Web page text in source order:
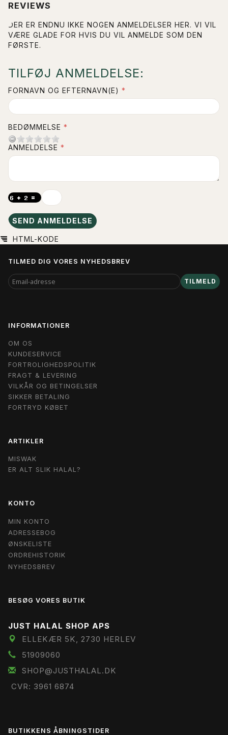
REVIEWS
DER ER ENDNU IKKE NOGEN ANMELDELSER HER. VI VIL
VÆRE GLADE FOR HVIS DU VIL ANMELDE SOM DEN
FØRSTE.
TILFØJ ANMELDELSE:
FORNAVN OG EFTERNAVN(E)
BEDØMMELSE
ANMELDELSE
SEND ANMELDELSE
HTML-KODE
TILMED DIG VORES NYHEDSBREV
EMAIL-
ADRESSE
TILMELD
INFORMATIONER
OM OS
KUNDESERVICE
FORTROLIGHEDSPOLITIK
FRAGT & LEVERING
VILKÅR OG BETINGELSER
SIKKER BETALING
FORTRYD KØBET
ARTIKLER
MISWAK
ER ALT SLIK HALAL?
KONTO
MIN KONTO
ADRESSEBOG
ØNSKELISTE
ORDREHISTORIK
NYHEDSBREV
BESØG VORES BUTIK
JUST HALAL SHOP APS
ELLEKÆR 5K, 2730 HERLEV
51909060
SHOP@JUSTHALAL.DK
CVR: 3961 6874
BUTIKKENS ÅBNINGSTIDER